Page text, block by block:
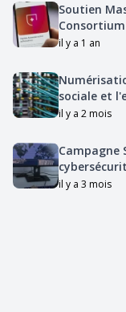
Soutien
il y a 1 an
sociale et
il y a 2 mois
Campagne
il y a 3 mois